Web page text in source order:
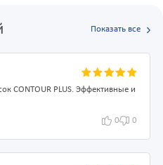
Показать все
CONTOUR PLUS. Эффективные и
0 0